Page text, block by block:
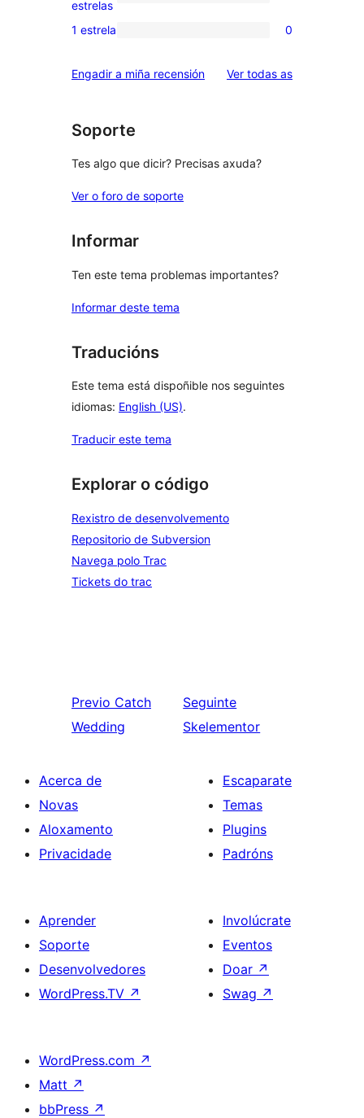
0
valoracións
2
estrelas
0
de
estrelas
1 estrela 0
Engadir a miña recensión Ver todas asvaloracións
Soporte
Tes algo que dicir? Precisas axuda?
Ver o foro de soporte
Informar
Ten este tema problemas importantes?
Informar deste tema
Traducións
Este tema está dispoñible nos seguintes
idiomas: English (US).
Traducir este tema
Explorar o código
Rexistro de desenvolvemento
Repositorio de Subversion
Navega polo Trac
Tickets do trac
Previo Catch
Wedding
Seguinte
Skelementor
Acerca de
Novas
Aloxamento
Privacidade
Escaparate
Temas
Plugins
Padróns
Aprender
Soporte
Desenvolvedores
WordPress.TV ↗
Involúcrate
Eventos
Doar ↗
Swag ↗
WordPress.com ↗
Matt ↗
bbPress ↗